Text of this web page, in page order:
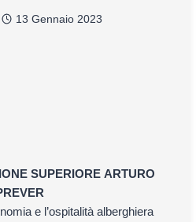
13 Gennaio 2023
SUPERIORE ARTURO
e l’ospitalità alberghiera